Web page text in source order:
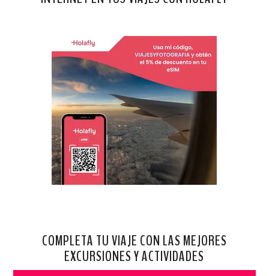
COMPLETA TU VIAJE CON LAS MEJORES
EXCURSIONES Y ACTIVIDADES